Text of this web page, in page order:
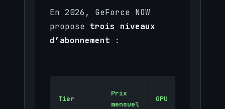
En 2026, GeForce NOW
propose trois niveaux
d’abonnement :
Tier
Prix
mensuel
GPU